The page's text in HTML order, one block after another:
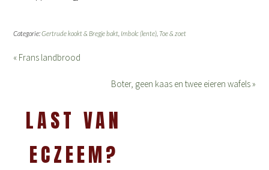
Categorie:Gertrude kookt & Bregje bakt Imbolc (lente) Toe & zoet
« Frans landbrood
Boter, geen kaas en twee eieren wafels »
LAST VAN
ECZEEM?